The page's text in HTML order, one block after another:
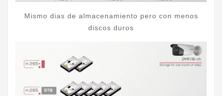
Mismo dias de almacenamiento pero con menos
discos duros